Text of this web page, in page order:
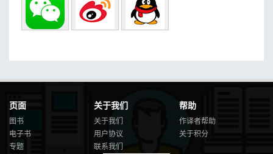
页面
图书
电子书
专题
关于我们
关于我们
用户协议
联系我们
帮助
作译者帮助
关于积分